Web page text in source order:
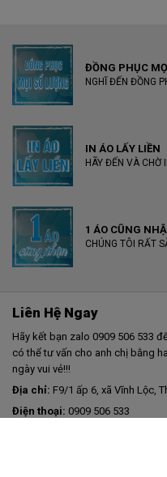
ĐỒNG PHỤC
NGHĨ ĐẾN ĐỒNG
IN ÁO LẤY LIỀN
HÃY ĐẾN VÀ CHỜ
1 ÁO CŨNG
CHÚNG TÔI RẤT
Liên Hệ Ngay
Hãy kết bạn zalo 0909 506 533
có thể tư vấn cho anh chị bằng
ngày vui vẻ!!!
Địa chỉ: F9/1 ấp 6, xã Vĩnh Lộc,
Điện thoại: 0909 506 533